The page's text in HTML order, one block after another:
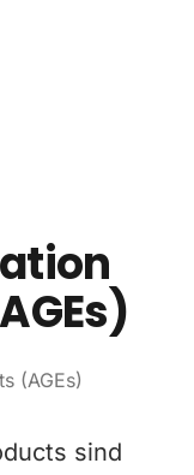
(AGEs)
sind